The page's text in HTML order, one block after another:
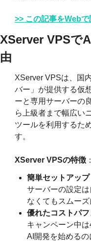
>> この記事をWebで
XServer VPSで
由
XServer VPSは、国
バー」が提供する仮
ーと専用サーバーの
ら上級者まで幅広い
ツールを利用するた
す。
XServer VPSの特徴 ：
簡単セットアップ
サーバーの設定
なくてもスムーズ
優れたコストパ
キャンペーン中
AI開発を始めるの